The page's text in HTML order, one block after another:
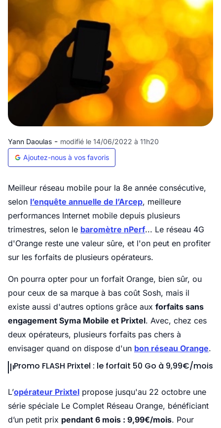
Yann Daoulas - modifié le 14/06/2022 à 11h20
Ajoutez-nous à vos favoris
Meilleur réseau mobile pour la 8e année consécutive,
selon l’enquête annuelle de l’Arcep, meilleure
performances Internet mobile depuis plusieurs
trimestres, selon le baromètre nPerf... Le réseau 4G
d'Orange reste une valeur sûre, et l'on peut en profiter
sur les forfaits de plusieurs opérateurs.
On pourra opter pour un forfait Orange, bien sûr, ou
pour ceux de sa marque à bas coût Sosh, mais il
existe aussi d'autres options grâce aux forfaits sans
engagement Syma Mobile et Prixtel. Avec, chez ces
deux opérateurs, plusieurs forfaits pas chers à
envisager quand on dispose d'un bon réseau Orange.
Promo FLASH Prixtel : le forfait 50 Go à 9,99€/mois
L’opérateur Prixtel propose jusqu'au 22 octobre une
série spéciale Le Complet Réseau Orange, bénéficiant
d’un petit prix pendant 6 mois : 9,99€/mois. Pour